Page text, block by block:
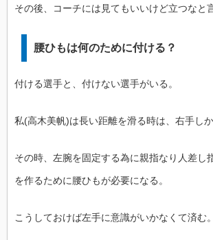
その後、コーチには見てもいいけど立つなと
腰ひもは何のために付ける？
付ける選手と、付けない選手がいる。
私(高木美帆)は長い距離を滑る時は、右手しか
その時、左腕を固定する為に親指なり人差し
を作るために腰ひもが必要になる。
こうしておけば左手に意識がいかなくて済む。